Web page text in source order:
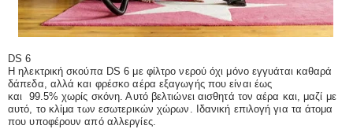
DS 6
Η ηλεκτρική σκούπα DS 6 με φίλτρο νερού όχι μόνο εγγυάται καθαρά
δάπεδα, αλλά και φρέσκο αέρα εξαγωγής που είναι έως
και 99.5% χωρίς σκόνη. Αυτό βελτιώνει αισθητά τον αέρα και, μαζί με
αυτό, το κλίμα των εσωτερικών χώρων. Ιδανική επιλογή για τα άτομα
που υποφέρουν από αλλεργίες.